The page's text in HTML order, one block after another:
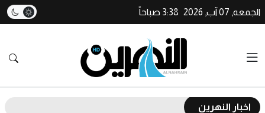
الجمعه, 07 آب, 2026 3:38 صباحاً
اخبار النهرين